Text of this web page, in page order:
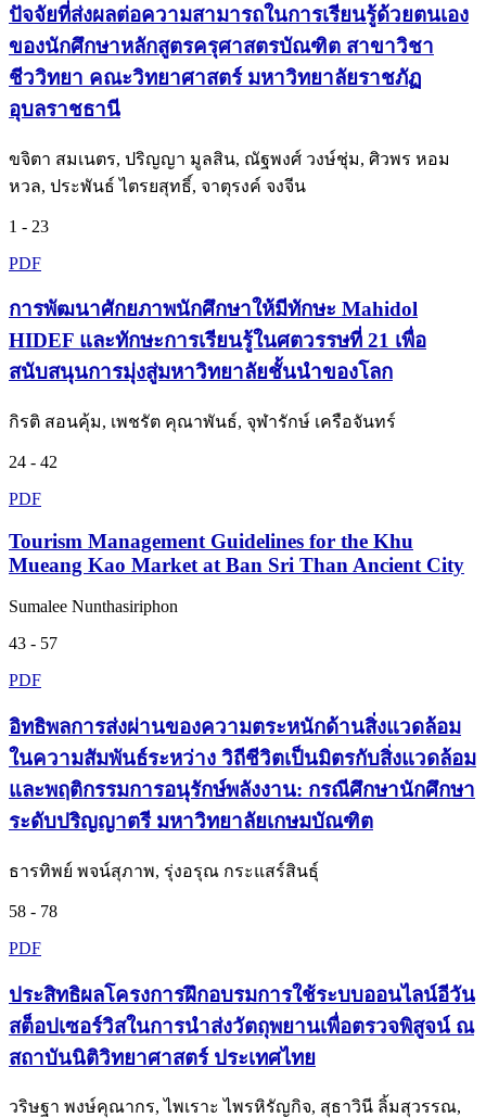
ปัจจัยที่ส่งผลต่อความสามารถในการเรียนรู้ด้วยตนเอง
ของนักศึกษาหลักสูตรครุศาสตรบัณฑิต สาขาวิชา
ชีววิทยา คณะวิทยาศาสตร์ มหาวิทยาลัยราชภัฏ
อุบลราชธานี
ขจิตา สมเนตร, ปริญญา มูลสิน, ณัฐพงศ์ วงษ์ชุ่ม, ศิวพร หอม
หวล, ประพันธ์ ไตรยสุทธิ์, จาตุรงค์ จงจีน
1 - 23
PDF
การพัฒนาศักยภาพนักศึกษาให้มีทักษะ Mahidol
HIDEF และทักษะการเรียนรู้ในศตวรรษที่ 21 เพื่อ
สนับสนุนการมุ่งสู่มหาวิทยาลัยชั้นนำของโลก
กิรติ สอนคุ้ม, เพชรัต คุณาพันธ์, จุฬารักษ์ เครือจันทร์
24 - 42
PDF
Tourism Management Guidelines for the Khu
Mueang Kao Market at Ban Sri Than Ancient City
Sumalee Nunthasiriphon
43 - 57
PDF
อิทธิพลการส่งผ่านของความตระหนักด้านสิ่งแวดล้อม
ในความสัมพันธ์ระหว่าง วิถีชีวิตเป็นมิตรกับสิ่งแวดล้อม
และพฤติกรรมการอนุรักษ์พลังงาน: กรณีศึกษานักศึกษา
ระดับปริญญาตรี มหาวิทยาลัยเกษมบัณฑิต
ธารทิพย์ พจน์สุภาพ, รุ่งอรุณ กระแสร์สินธุ์
58 - 78
PDF
ประสิทธิผลโครงการฝึกอบรมการใช้ระบบออนไลน์อีวัน
สต็อปเซอร์วิสในการนำส่งวัตถุพยานเพื่อตรวจพิสูจน์ ณ
สถาบันนิติวิทยาศาสตร์ ประเทศไทย
วริษฐา พงษ์คุณากร, ไพเราะ ไพรหิรัญกิจ, สุธาวินี ลิ้มสุวรรณ,